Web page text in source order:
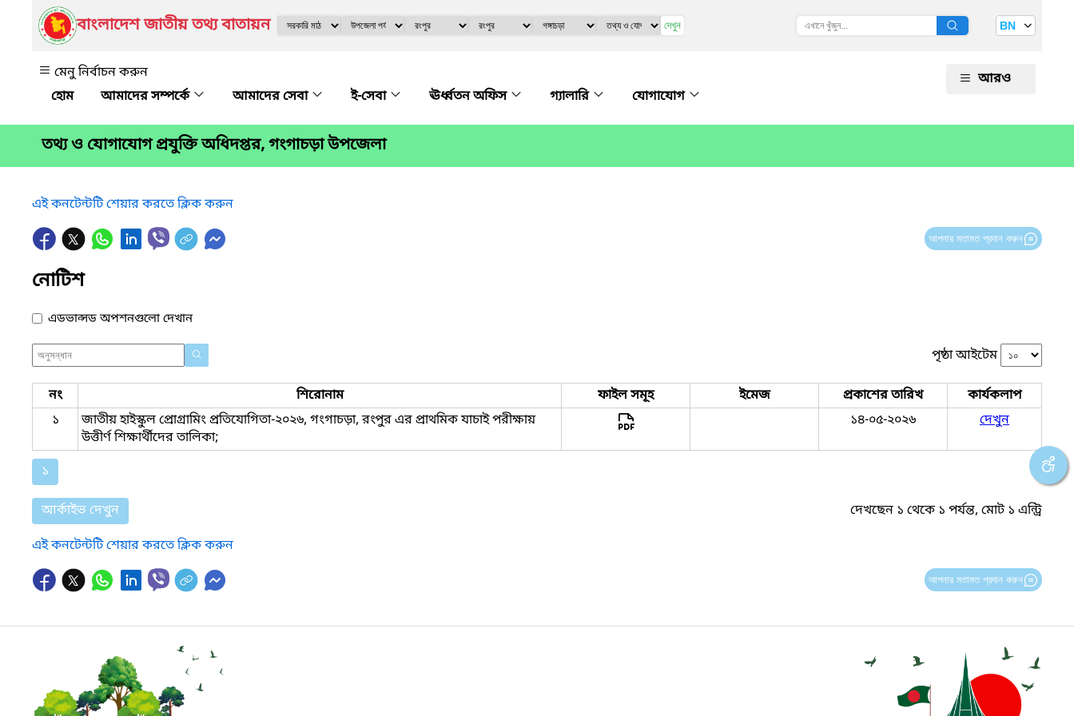
বাংলাদেশ জাতীয় তথ্য বাতায়ন দেখুন BN
মেনু নির্বাচন করুন
আমাদের সম্পর্কে
আমাদের সেবা ই-সেবা ঊর্ধ্বতন অফিস গ্যালারি যোগাযোগ
আরও
তথ্য ও যোগাযোগ প্রযুক্তি অধিদপ্তর, গংগাচড়া উপজেলা
এই কনটেন্টটি শেয়ার করতে ক্লিক করুন
আপনার মতামত প্রদান করুন
নোটিশ
এডভান্সড অপশনগুলো দেখান
পৃষ্ঠা আইটেম
নং শিরোনাম ফাইল সমূহ ইমেজ প্রকাশের তারিখ
কার্যকলাপ
১
জাতীয় হাইস্কুল প্রোগ্রামিং প্রতিযোগিতা-২০২৬, গংগাচড়া, রংপুর এর প্রাথমিক যাচাই পরীক্ষায়
উত্তীর্ণ শিক্ষার্থীদের তালিকা;
১৪-০৫-২০২৬ দেখুন
১
আর্কাইভ দেখুন
দেখছেন ১ থেকে ১ পর্যন্ত, মোট ১ এন্ট্রি
এই কনটেন্টটি শেয়ার করতে ক্লিক করুন
আপনার মতামত প্রদান করুন